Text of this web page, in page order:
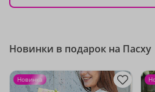
Новинки в подарок на Пасху
Новинка